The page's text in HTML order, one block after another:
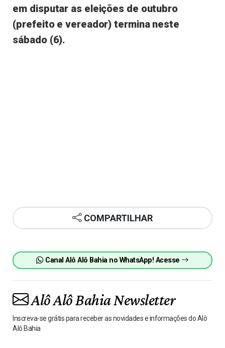
em disputar as eleições de outubro
(prefeito e vereador) termina neste
sábado (6).
COMPARTILHAR
Canal Alô Alô Bahia no WhatsApp! Acesse
Alô Alô Bahia Newsletter
Inscreva-se grátis para receber as novidades e informações do Alô
Alô Bahia